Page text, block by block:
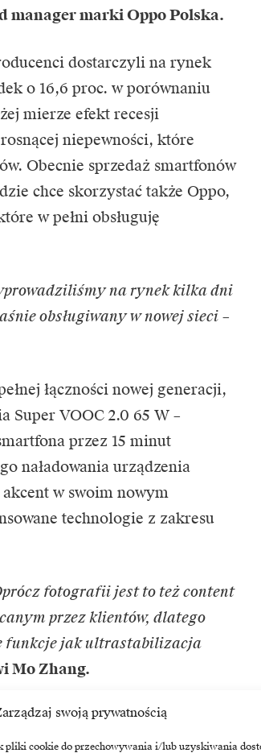
swoją prywatnością
cookie do przechowywania i/lub uzyskiwania
manager marki Oppo Polska.
dostarczyli na rynek
o 16,6 proc. w porównaniu
mierze efekt recesji
niepewności, które
Obecnie sprzedaż smartfonów
chce skorzystać także Oppo,
w pełni obsługuję
na rynek kilka dni
obsługiwany w nowej sieci–
łączności nowej generacji,
Super VOOC 2.0 65 W –
przez 15 minut
naładowania urządzenia
w swoim nowym
technologie z zakresu
fotografii jest to też content
przez klientów, dlatego
funkcje jak ultrastabilizacja
Mo Zhang.
coraz widoczniejszy jest także
oczekują wyrafinowanego